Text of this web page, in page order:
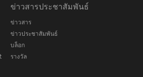
ข่าวสารประชาสัมพันธ์
ข่าวสาร
ข่าวประชาสัมพันธ์
บล็อก
รางวัล